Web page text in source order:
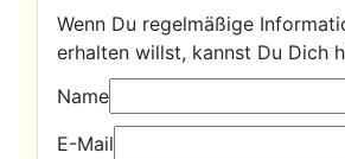
Wenn Du regelmäßige
erhalten willst, kannst Du Dich
Name
E-Mail